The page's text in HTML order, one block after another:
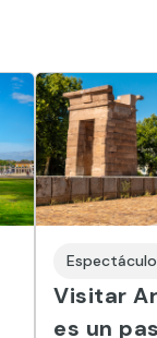
Visitar
es un